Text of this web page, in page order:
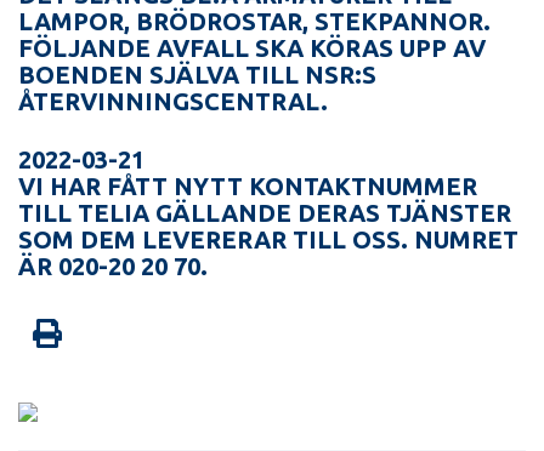
LAMPOR, BRÖDROSTAR, STEKPANNOR.
FÖLJANDE AVFALL SKA KÖRAS UPP AV
BOENDEN SJÄLVA TILL NSR:S
ÅTERVINNINGSCENTRAL.
2022-03-21
VI HAR FÅTT NYTT KONTAKTNUMMER
TILL TELIA GÄLLANDE DERAS TJÄNSTER
SOM DEM LEVERERAR TILL OSS. NUMRET
ÄR 020-20 20 70.